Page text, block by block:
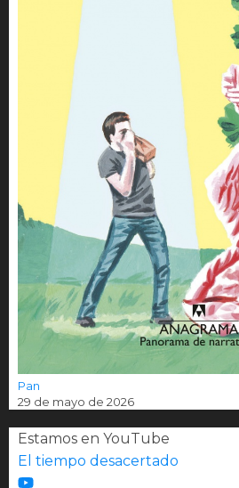
Pan
29 de mayo de 2026
Estamos en YouTube
El tiempo desacertado